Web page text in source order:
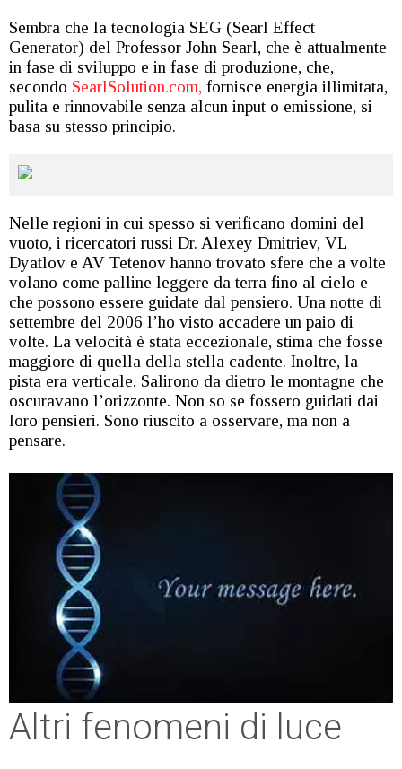
Sembra che la tecnologia SEG (Searl Effect
Generator) del Professor John Searl, che è attualmente
in fase di sviluppo e in fase di produzione, che,
secondo SearlSolution.com, fornisce energia illimitata,
pulita e rinnovabile senza alcun input o emissione, si
basa su stesso principio.
Nelle regioni in cui spesso si verificano domini del
vuoto, i ricercatori russi Dr. Alexey Dmitriev, VL
Dyatlov e AV Tetenov hanno trovato sfere che a volte
volano come palline leggere da terra fino al cielo e
che possono essere guidate dal pensiero. Una notte di
settembre del 2006 l’ho visto accadere un paio di
volte. La velocità è stata eccezionale, stima che fosse
maggiore di quella della stella cadente. Inoltre, la
pista era verticale. Salirono da dietro le montagne che
oscuravano l’orizzonte. Non so se fossero guidati dai
loro pensieri. Sono riuscito a osservare, ma non a
pensare.
Altri fenomeni di luce